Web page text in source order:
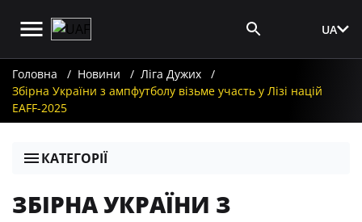
UA
Головна Новини
Ліга Дужих
Збірна України з ампфутболу візьме участь у Лізі націй
EAFF-2025
КАТЕГОРІЇ
ЗБІРНА УКРАЇНИ З